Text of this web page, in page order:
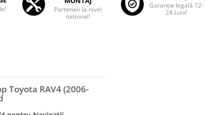
Parteneri la nivel
național!
Garanţie legală 12-
24 Luni!
Toyota RAV4 (2006-